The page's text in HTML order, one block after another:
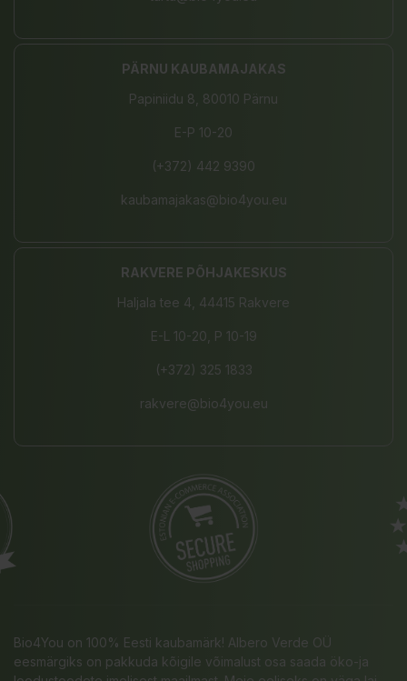
PÄRNU KAUBAMAJAKAS
Papiniidu 8, 80010 Pärnu
E-P 10-20
(+372) 442 9390
kaubamajakas@bio4you.eu
RAKVERE PÕHJAKESKUS
Haljala tee 4, 44415 Rakvere
E-L 10-20, P 10-19
(+372) 325 1833
rakvere@bio4you.eu
Bio4You on 100% Eesti kaubamärk! Albero Verde OÜ
eesmärgiks on pakkuda kõigile võimalust osa saada öko-ja